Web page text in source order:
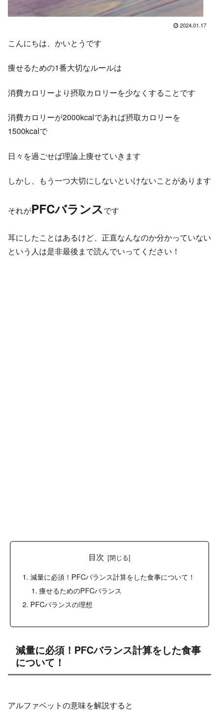
2024.01.17
こんにちは、かいとうです
痩せるための1番大切なルールは
消費カロリーより摂取カロリーを少なくすることです
消費カロリーが2000kcalであれば摂取カロリーを
1500kcalで
日々を過ごせば理論上痩せていきます
しかし、もう一つ大切にしないといけないことがあります
それがPFCバランスです
耳にしたことはあるけど、正直なんなのか分かっていない
という人は是非最後まで読んでいってください！
目次
減量に必須！PFCバランス計算をした食事について！
痩せるためのPFCバランス
PFCバランスの理想
減量に必須！PFCバランス計算をした食事
について！
アルファベットの意味を解説すると